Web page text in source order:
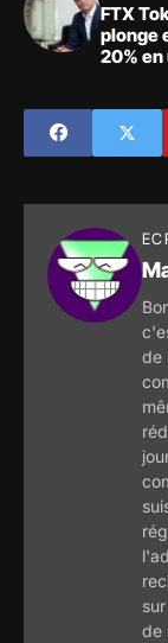
FTX
plonge
20%
marchés
de
de